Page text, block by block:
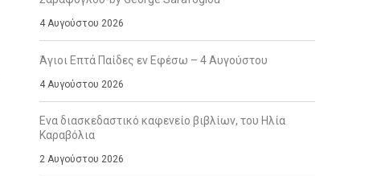
4 Αυγούστου 2026
Άγιοι Επτά Παίδες εν Εφέσω – 4 Αυγούστου
4 Αυγούστου 2026
Ενα διασκεδαστικό καφενείο βιβλίων, του Ηλία
Καραβόλια
2 Αυγούστου 2026